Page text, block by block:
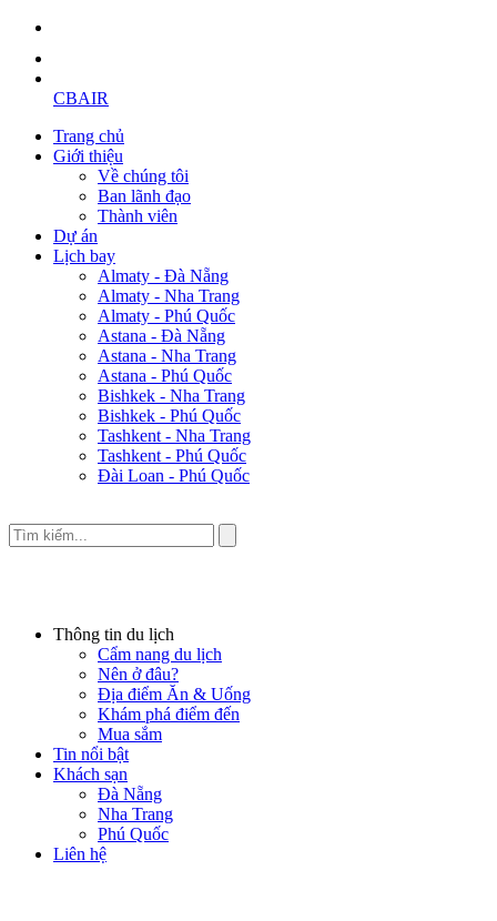
CBAIR
Trang chủ
Giới thiệu
Về chúng tôi
Ban lãnh đạo
Thành viên
Dự án
Lịch bay
Almaty - Đà Nẵng
Almaty - Nha Trang
Almaty - Phú Quốc
Astana - Đà Nẵng
Astana - Nha Trang
Astana - Phú Quốc
Bishkek - Nha Trang
Bishkek - Phú Quốc
Tashkent - Nha Trang
Tashkent - Phú Quốc
Đài Loan - Phú Quốc
Thông tin du lịch
Cẩm nang du lịch
Nên ở đâu?
Địa điểm Ăn & Uống
Khám phá điểm đến
Mua sắm
Tin nổi bật
Khách sạn
Đà Nẵng
Nha Trang
Phú Quốc
Liên hệ